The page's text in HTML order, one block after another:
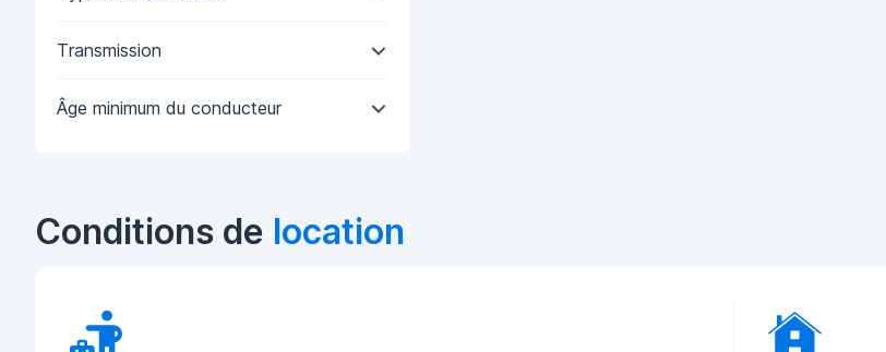
Transmission
Âge minimum du conducteur
Conditions de location